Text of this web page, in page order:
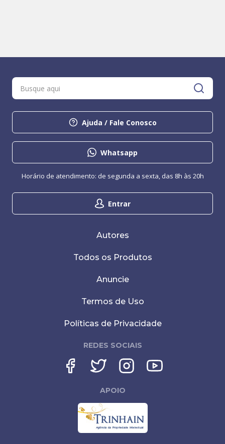
Ajuda / Fale Conosco
Whatsapp
Entrar
Horário de atendimento: de segunda a sexta, das 8h às 20h
Autores
Todos os Produtos
Anuncie
Termos de Uso
Políticas de Privacidade
REDES SOCIAIS
APOIO